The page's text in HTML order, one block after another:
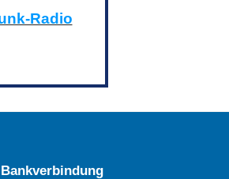
Radio
Bankverbindung